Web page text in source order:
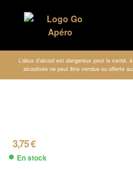
L’abus d’alcool est dangereux pour la
alcoolisée ne peut être vendue ou offerte
3,75€
En stock